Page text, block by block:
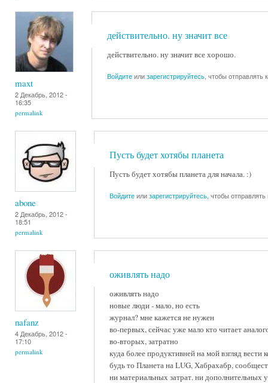
maxt
2 Декабрь, 2012 -
16:35
permalink
действительно. ну значит все
действительно. ну значит все хорошо.
Войдитеилизарегистрируйтесь, чтобы отправлять
abone
2 Декабрь, 2012 -
18:51
permalink
Пусть будет хотябы планета
Пусть будет хотябы планета для начала. :)
Войдитеилизарегистрируйтесь, чтобы
nafanz
4 Декабрь, 2012 -
17:10
permalink
оживлять надо
оживлять надо
новые люди - мало, но есть
журнал? мне кажется не нужен
во-первых, сейчас уже мало кто читает
во-вторых, затратно
куда более продуктивней на мой взгляд вести
будь то Планета на LUG, Хабрахабр,
ни материальных затрат. ни дополнительных